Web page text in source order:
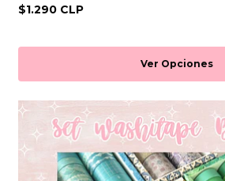
$1.290 CLP
Ver Opciones